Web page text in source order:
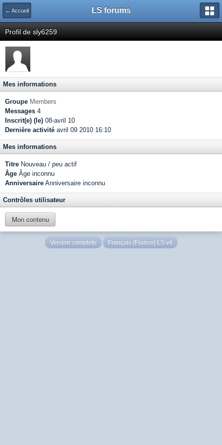
← Accueil LS forums
Profil de sly6259
Mes informations
Groupe Members
Messages 4
Inscrit(e) (le) 08-avril 10
Dernière activité avril 09 2010 16:10
Mes informations
Titre Nouveau / peu actif
Âge Âge inconnu
Anniversaire Anniversaire inconnu
Contrôles utilisateur
Mon contenu
Version complète Français (France) LS v4